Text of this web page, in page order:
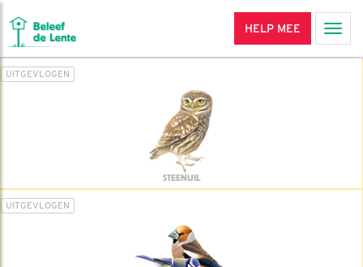
HELP MEE
UITGEVLOGEN
STEENUIL
UITGEVLOGEN